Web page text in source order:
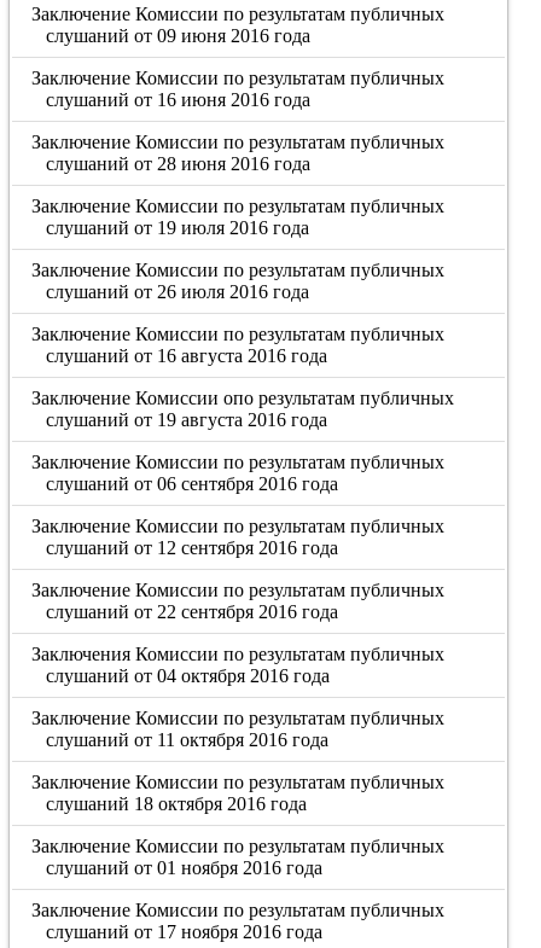
Заключение Комиссии по результатам публичных
слушаний от 09 июня 2016 года
Заключение Комиссии по результатам публичных
слушаний от 16 июня 2016 года
Заключение Комиссии по результатам публичных
слушаний от 28 июня 2016 года
Заключение Комиссии по результатам публичных
слушаний от 19 июля 2016 года
Заключение Комиссии по результатам публичных
слушаний от 26 июля 2016 года
Заключение Комиссии по результатам публичных
слушаний от 16 августа 2016 года
Заключение Комиссии опо результатам публичных
слушаний от 19 августа 2016 года
Заключение Комиссии по результатам публичных
слушаний от 06 сентября 2016 года
Заключение Комиссии по результатам публичных
слушаний от 12 сентября 2016 года
Заключение Комиссии по результатам публичных
слушаний от 22 сентября 2016 года
Заключения Комиссии по результатам публичных
слушаний от 04 октября 2016 года
Заключение Комиссии по результатам публичных
слушаний от 11 октября 2016 года
Заключение Комиссии по результатам публичных
слушаний 18 октября 2016 года
Заключение Комиссии по результатам публичных
слушаний от 01 ноября 2016 года
Заключение Комиссии по результатам публичных
слушаний от 17 ноября 2016 года